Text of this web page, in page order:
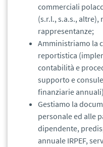
commerciali
(s.r.l., s.a.s.,
rappresentanze;
Amministriamo la
reportistica
contabilità e
supporto e
finanziarie
Gestiamo la
personale ed alle
dipendente,
annuale IRPEF,